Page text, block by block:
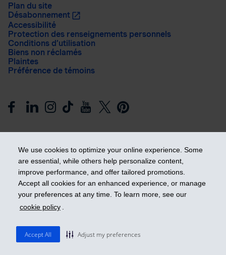
We use cookies to optimize your online experience. Some
are essential, while others help personalize content,
improve performance, and offer tailored promotions.
Accept all cookies for an enhanced experience, or manage
your preferences at any time. To learn more, see our
cookie policy .
Accept All Adjust my preferences
Plan du site
Désabonnement
Accessibilité
Protection des renseignements personnels
Conditions d’utilisation
Biens non réclamés
Plaintes
Préférence de témoins
Prendre les devants